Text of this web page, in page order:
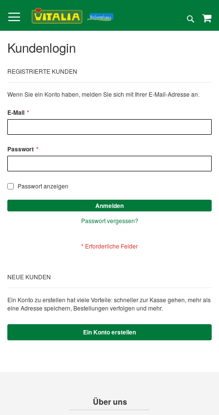
zum
Inhalt
Suche
Kundenlogin
REGISTRIERTE KUNDEN
Wenn Sie ein Konto haben, melden Sie sich mit Ihrer E-Mail-Adresse an.
E-Mail
Passwort
Passwort anzeigen
Anmelden
Passwort vergessen?
NEUE KUNDEN
Ein Konto zu erstellen hat viele Vorteile: schneller zur Kasse gehen, mehr als
eine Adresse speichern, Bestellungen verfolgen und mehr.
Ein Konto erstellen
Über uns